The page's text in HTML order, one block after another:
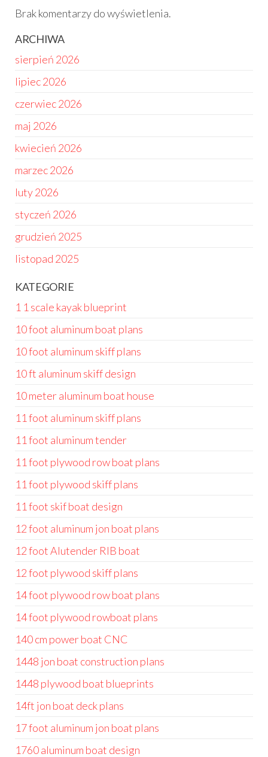
Brak komentarzy do wyświetlenia.
ARCHIWA
sierpień 2026
lipiec 2026
czerwiec 2026
maj 2026
kwiecień 2026
marzec 2026
luty 2026
styczeń 2026
grudzień 2025
listopad 2025
KATEGORIE
1 1 scale kayak blueprint
10 foot aluminum boat plans
10 foot aluminum skiff plans
10 ft aluminum skiff design
10 meter aluminum boat house
11 foot aluminum skiff plans
11 foot aluminum tender
11 foot plywood row boat plans
11 foot plywood skiff plans
11 foot skif boat design
12 foot aluminum jon boat plans
12 foot Alutender RIB boat
12 foot plywood skiff plans
14 foot plywood row boat plans
14 foot plywood rowboat plans
140 cm power boat CNC
1448 jon boat construction plans
1448 plywood boat blueprints
14ft jon boat deck plans
17 foot aluminum jon boat plans
1760 aluminum boat design